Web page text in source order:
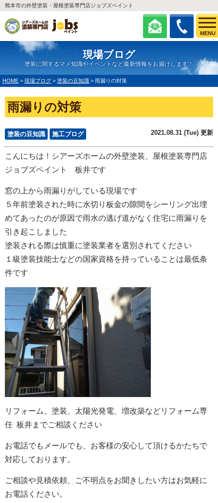
MENU
熊本市の外壁塗装・屋根塗装専門店ジョブズペイント
現場ブログ
塗装に関するマメ知識やイベントなど最新情報をお届けします！
HOME > 現場ブログ > 塗装の豆知識 > 雨漏りの対策
雨漏りの対策
塗装の豆知識 施工ブログ 2021.08.31 (Tue) 更新
こんにちは！シアーズホームの外壁塗装、屋根塗装専門店
ジョブズペイント 板井です
窓の上から雨漏りがしている現場です
５年前塗装された時に水切り板金の隙間をシーリング出埋
めてあったのが原因で雨水の逃げ道がなく住宅に雨漏りを
引き起こしました
塗装される際は慎重に塗装業者を選別されてください
１級塗装技能士などの国家資格を持っていることは最低条
件です
リフォーム、塗装、太陽光発電、増改築などリフォーム専
任 板井までご相談ください
お電話でもメールでも、お客様の安心して頂けるかたちで
対応しております。
ご相談や見積依頼、ご不明点をお聞きしたい方はお気軽に
お電話ください。